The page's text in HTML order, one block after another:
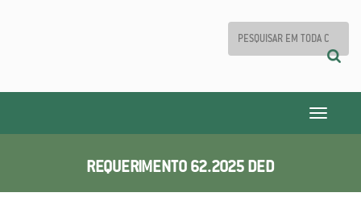
Toggle
REQUERIMENTO 62.2025 DED